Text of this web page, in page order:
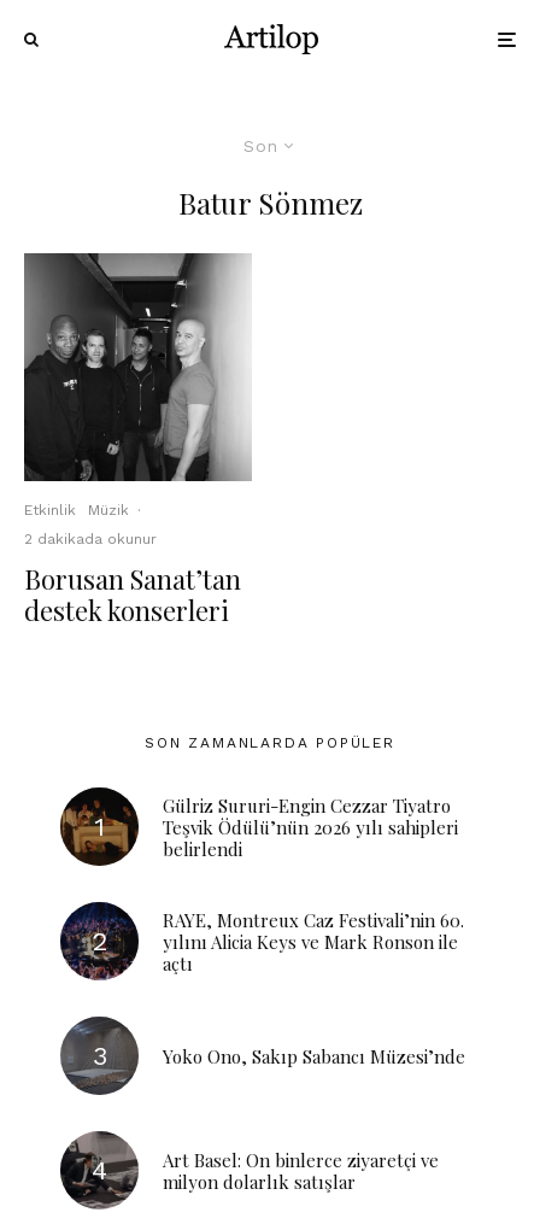
Son
Batur Sönmez
Etkinlik Müzik
·
2 dakikada okunur
Borusan Sanat’tan
destek konserleri
SON ZAMANLARDA POPÜLER
Gülriz Sururi-Engin Cezzar Tiyatro
Teşvik Ödülü’nün 2026 yılı sahipleri
belirlendi
RAYE, Montreux Caz Festivali’nin 60.
yılını Alicia Keys ve Mark Ronson ile
açtı
Yoko Ono, Sakıp Sabancı Müzesi’nde
Art Basel: On binlerce ziyaretçi ve
milyon dolarlık satışlar